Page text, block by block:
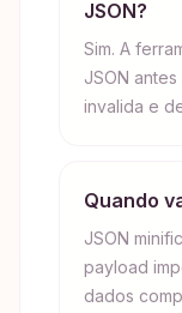
JSON?
Sim. A
JSON
invalida e
Quando
JSON
payload
dados